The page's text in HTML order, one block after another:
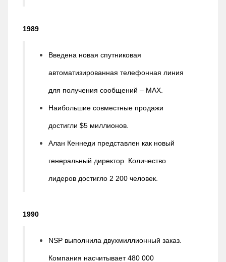
1989
Введена новая спутниковая
автоматизированная телефонная линия
для получения сообщений – MAX.
Наибольшие совместные продажи
достигли $5 миллионов.
Алан Кеннеди представлен как новый
генеральный директор. Количество
лидеров достигло 2 200 человек.
1990
NSP выполнила двухмиллионный заказ.
Компания насчитывает 480 000